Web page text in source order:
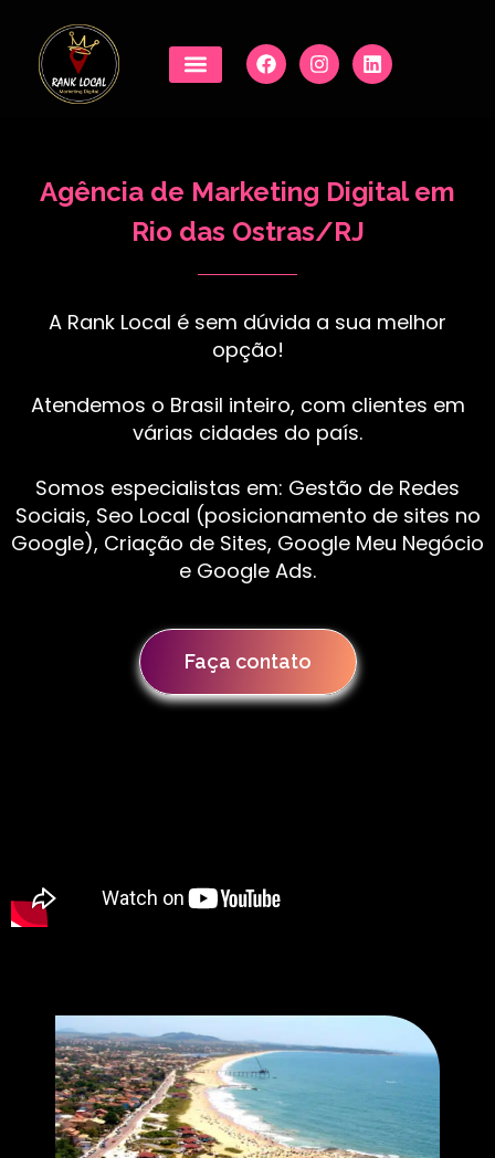
Agência de Marketing Digital em
Rio das Ostras/RJ
A Rank Local é sem dúvida a sua melhor
opção!
Atendemos o Brasil inteiro, com clientes em
várias cidades do país.
Somos especialistas em: Gestão de Redes
Sociais, Seo Local (posicionamento de sites no
Google), Criação de Sites, Google Meu Negócio
e Google Ads.
Faça contato